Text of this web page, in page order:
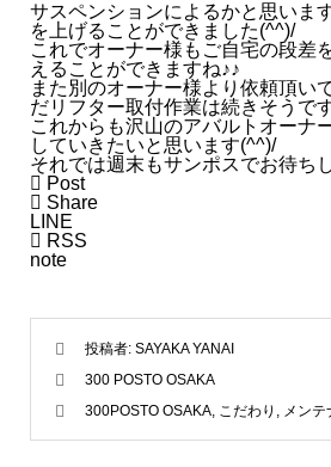
サスペンションによるかと思いま
を上げることができました(^^)/
これでオーナー様もご自宅の段差
えることができますね♪♪
また別のオーナー様より依頼頂い
だリフター取付作業は続きそうです
これからも沢山のアバルトオーナ
していきたいと思います(^^)/
それでは週末もサンポスでお待ち
 Post
 Share
LINE
 RSS
note
投稿者: SAYAKA YANAI
300 POSTO OSAKA
300POSTO OSAKA, こだわり , メンテ